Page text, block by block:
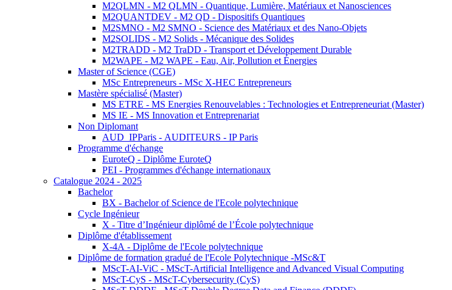
M2QLMN - M2 QLMN - Quantique, Lumière, Matériaux et Nanosciences
M2QUANTDEV - M2 QD - Dispositifs Quantiques
M2SMNO - M2 SMNO - Science des Matériaux et des Nano-Objets
M2SOLIDS - M2 Solids - Mécanique des Solides
M2TRADD - M2 TraDD - Transport et Développement Durable
M2WAPE - M2 WAPE - Eau, Air, Pollution et Énergies
Master of Science (CGE)
MSc Entrepreneurs - MSc X-HEC Entrepreneurs
Mastère spécialisé (Master)
MS ETRE - MS Energies Renouvelables : Technologies et Entrepreneuriat (Master)
MS IE - MS Innovation et Entreprenariat
Non Diplomant
AUD_IPParis - AUDITEURS - IP Paris
Programme d'échange
EuroteQ - Diplôme EuroteQ
PEI - Programmes d'échange internationaux
Catalogue 2024 - 2025
Bachelor
BX - Bachelor of Science de l'Ecole polytechnique
Cycle Ingénieur
X - Titre d’Ingénieur diplômé de l’École polytechnique
Diplôme d'établissement
X-4A - Diplôme de l'Ecole polytechnique
Diplôme de formation gradué de l'Ecole Polytechnique -MSc&T
MScT-AI-ViC - MScT-Artificial Intelligence and Advanced Visual Computing
MScT-CyS - MScT-Cybersecurity (CyS)